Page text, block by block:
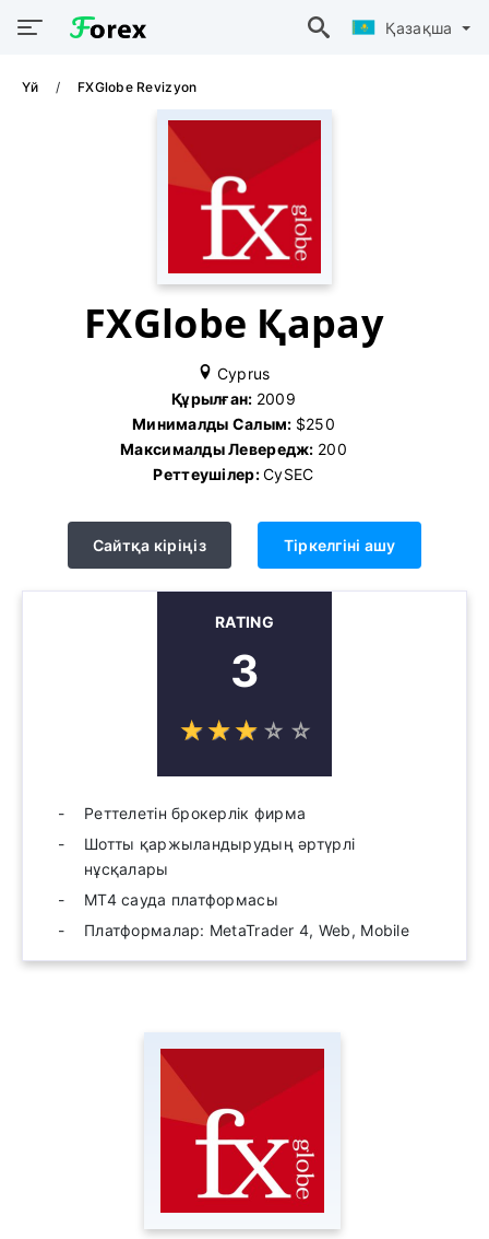
Қазақша
Үй FXGlobe Revizyon
FXGlobe Қарау
Cyprus
Құрылған: 2009
Минималды Салым: $250
Максималды Левередж: 200
Реттеушілер:CySEC
Сайтқа кіріңіз Тіркелгіні ашу
RATING
3
☆☆☆ ☆ ☆
★★★ ★ ★
Реттелетін брокерлік фирма
Шотты қаржыландырудың әртүрлі
нұсқалары
MT4 сауда платформасы
Платформалар: MetaTrader 4, Web, Mobile